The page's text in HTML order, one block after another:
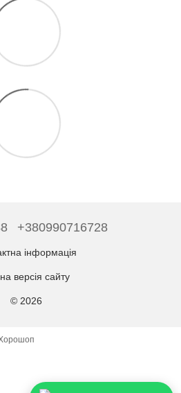
+380990716728
інформація
версія сайту
© 2026
Хорошоп